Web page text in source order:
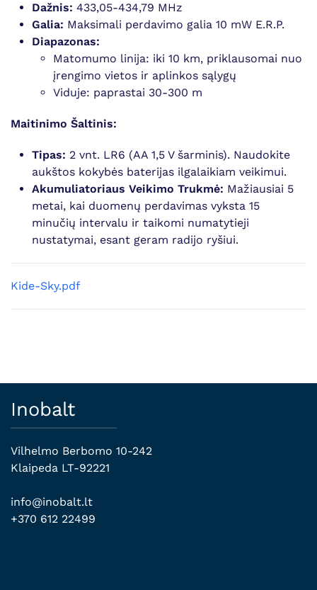
Dažnis: 433,05-434,79 MHz
Galia: Maksimali perdavimo galia 10 mW E.R.P.
Diapazonas:
Matomumo linija: iki 10 km, priklausomai nuo
įrengimo vietos ir aplinkos sąlygų
Viduje: paprastai 30-300 m
Maitinimo Šaltinis:
Tipas: 2 vnt. LR6 (AA 1,5 V šarminis). Naudokite
aukštos kokybės baterijas ilgalaikiam veikimui.
Akumuliatoriaus Veikimo Trukmė: Mažiausiai 5
metai, kai duomenų perdavimas vyksta 15
minučių intervalu ir taikomi numatytieji
nustatymai, esant geram radijo ryšiui.
Kide-Sky.pdf
Inobalt
Vilhelmo Berbomo 10-242
Klaipeda LT-92221
info@inobalt.lt
+370 612 22499